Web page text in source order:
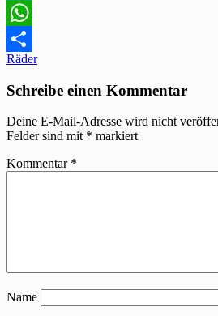
Twitter
WhatsApp
Teilen
Beitragsnavigation
Räder
Schreibe einen Kommentar
Deine E-Mail-Adresse wird nicht
Felder sind mit * markiert
Kommentar *
Name